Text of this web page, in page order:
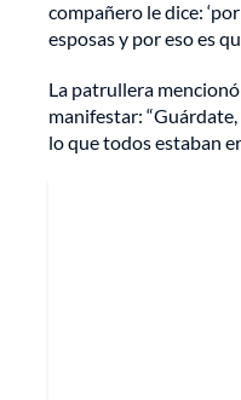
compañero le dice: ‘por
esposas y por eso es
La patrullera
manifestar: “Guárdate,
lo que todos estaban